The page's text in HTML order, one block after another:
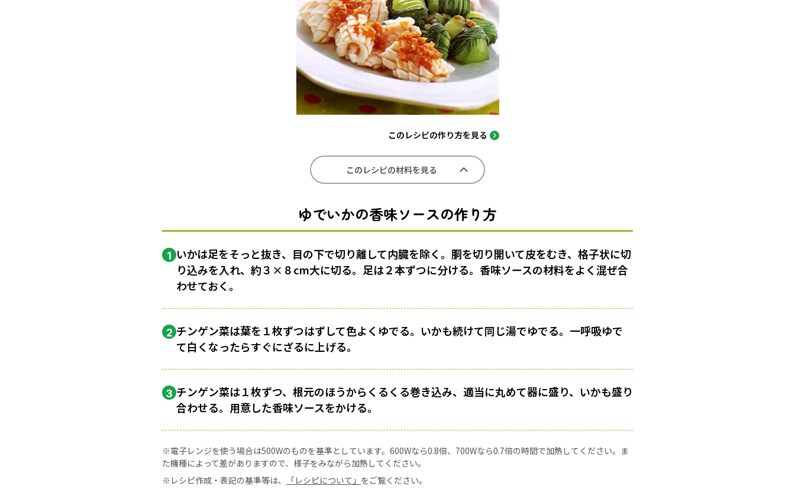
このレシピの作り方を見る
このレシピの材料を見る
ゆでいかの香味ソースの作り方
1 いかは足をそっと抜き、目の下で切り離して内臓を除く。胴を切り開いて皮をむき、格子状に切
り込みを入れ、約３×８cm大に切る。足は２本ずつに分ける。香味ソースの材料をよく混ぜ合
わせておく。
2 チンゲン菜は葉を１枚ずつはずして色よくゆでる。いかも続けて同じ湯でゆでる。一呼吸ゆで
て白くなったらすぐにざるに上げる。
3 チンゲン菜は１枚ずつ、根元のほうからくるくる巻き込み、適当に丸めて器に盛り、いかも盛り
合わせる。用意した香味ソースをかける。
※電子レンジを使う場合は500Wのものを基準としています。600Wなら0.8倍、700Wなら0.7倍の時間で加熱してください。ま
た機種によって差がありますので、様子をみながら加熱してください。
※レシピ作成・表記の基準等は、
「レシピについて」 をご覧ください。